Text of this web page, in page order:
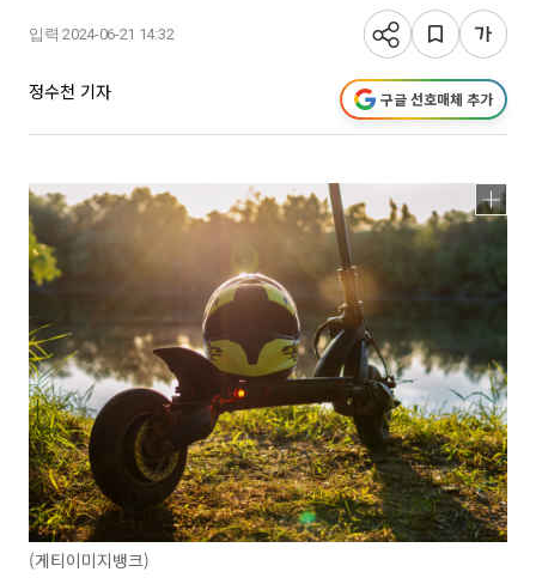
입력 2024-06-21 14:32
정수천 기자 구글 선호매체 추가
(게티이미지뱅크)